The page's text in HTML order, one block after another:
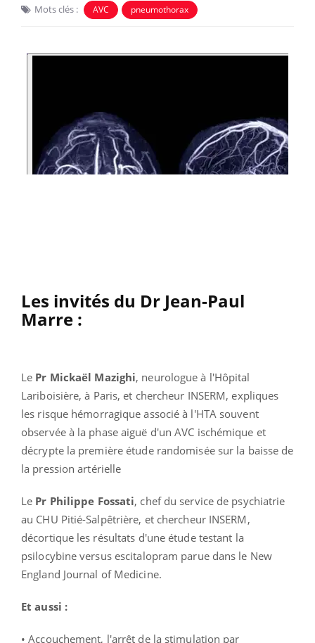
Mots clés : AVC pneumothorax
Les invités du Dr Jean-Paul
Marre :
Le Pr Mickaël Mazighi, neurologue à l'Hôpital
Lariboisière, à Paris, et chercheur INSERM, expliques
les risque hémorragique associé à l'HTA souvent
observée à la phase aiguë d'un AVC ischémique et
décrypte la première étude randomisée sur la baisse de
la pression artérielle
Le Pr Philippe Fossati, chef du service de psychiatrie
au CHU Pitié-Salpêtrière, et chercheur INSERM,
décortique les résultats d'une étude testant la
psilocybine versus escitalopram parue dans le New
England Journal of Medicine.
Et aussi :
• Accouchement, l'arrêt de la stimulation par